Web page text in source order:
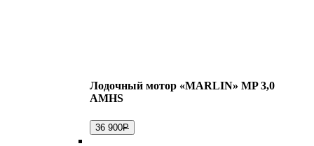
Лодочный мотор «MARLIN» MP 3,0
AMHS
36 900Р